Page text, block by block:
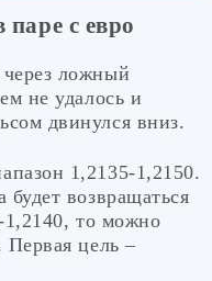
с евро
ложный
не удалось и
двинулся вниз.
1,2135-1,2150.
возвращаться
1,2140, то можно
Первая цель –